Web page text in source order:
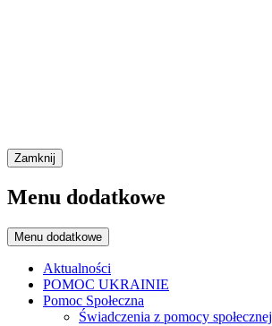
Zamknij
Menu dodatkowe
Menu dodatkowe
Aktualności
POMOC UKRAINIE
Pomoc Społeczna
Świadczenia z pomocy społecznej